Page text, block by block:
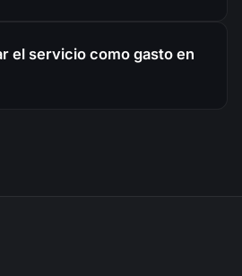
el servicio como gasto en